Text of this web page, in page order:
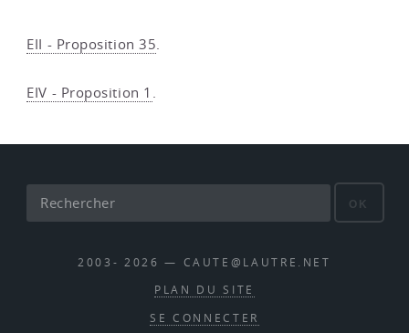
EII - Proposition 35.
EIV - Proposition 1 .
OK
2003- 2026 — CAUTE@LAUTRE.NET
PLAN DU SITE
SE CONNECTER